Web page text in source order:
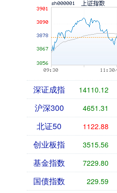
深证成指 14110.12
沪深300 4651.31
北证50 1122.88
创业板指 3515.56
基金指数 7229.80
国债指数 229.59